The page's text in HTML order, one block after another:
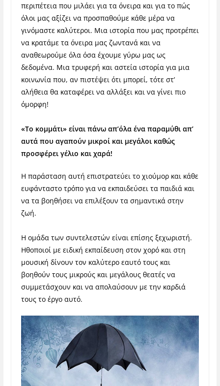
περιπέτεια που μιλάει για τα όνειρα και για το πώς
όλοι μας αξίζει να προσπαθούμε κάθε μέρα να
γινόμαστε καλύτεροι. Μια ιστορία που μας προτρέπει
να κρατάμε τα όνειρα μας ζωντανά και να
αναθεωρούμε όλα όσα έχουμε γύρω μας ως
δεδομένα. Μια τρυφερή και αστεία ιστορία για μια
κοινωνία που, αν πιστέψει ότι μπορεί, τότε στ’
αλήθεια θα καταφέρει να αλλάξει και να γίνει πιο
όμορφη!
«To κομμάτι» είναι πάνω απ’όλα ένα παραμύθι απ’
αυτά που αγαπούν μικροί και μεγάλοι καθώς
προσφέρει γέλιο και χαρά!
Η παράσταση αυτή επιστρατεύει το χιούμορ και κάθε
ευφάνταστο τρόπο για να εκπαιδεύσει τα παιδιά και
να τα βοηθήσει να επιλέξουν τα σημαντικά στην
ζωή.
Η ομάδα των συντελεστών είναι επίσης ξεχωριστή.
Ηθοποιοί με ειδική εκπαίδευση στον χορό και στη
μουσική δίνουν τον καλύτερο εαυτό τους και
βοηθούν τους μικρούς και μεγάλους θεατές να
συμμετάσχουν και να απολαύσουν με την καρδιά
τους το έργο αυτό.